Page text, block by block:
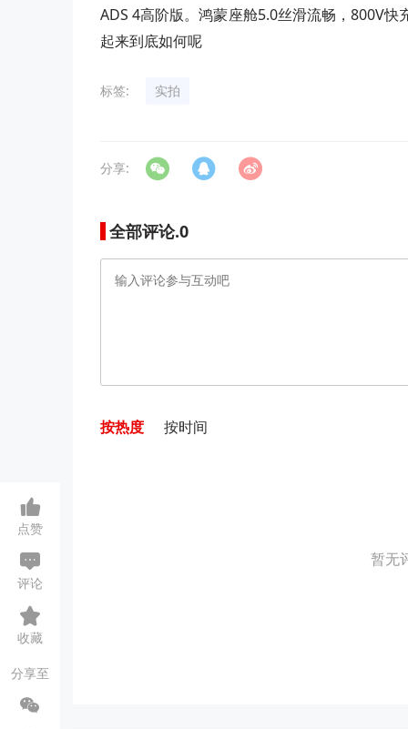
ADS 4高阶版。鸿蒙座舱5.0丝滑流畅，800V
起来到底如何呢
标签: 实拍
分享:
全部评论.0
按热度 按时间
暂无
点赞
评论
收藏
分享至